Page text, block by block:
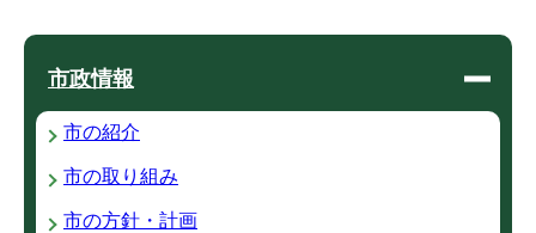
市政情報
市の紹介
市の取り組み
市の方針・計画